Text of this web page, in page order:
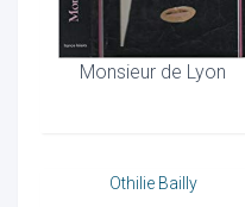
Monsieur de Lyon
Othilie Bailly